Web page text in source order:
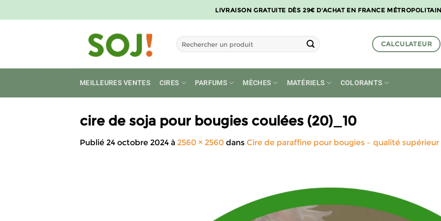
au
LIVRAISON GRATUITE DÈS 29€ D'ACHAT EN FRANCE
Recherche
pour :
CALCULATEUR
MEILLEURES VENTES CIRES PARFUMS MÈCHES MATÉRIELS COLORANTS
cire de soja pour bougies coulées (20)_10
Publié 24 octobre 2024 à 2560 × 2560 dans Cire de paraffine pour bougies – qualité supérieur